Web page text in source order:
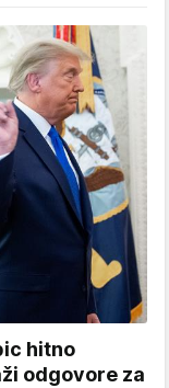
hitno
odgovore za